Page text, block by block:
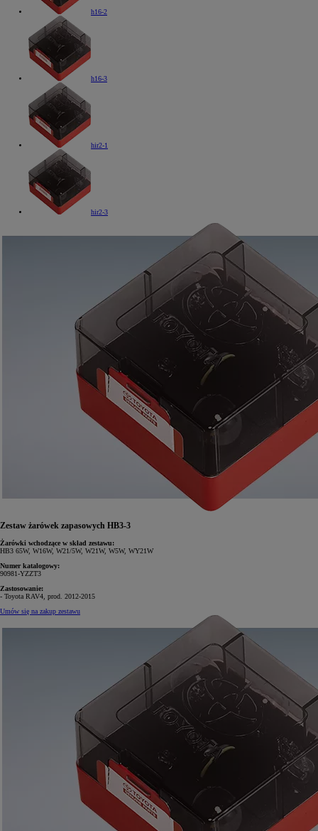
h16-2
h16-3
hir2-1
hir2-3
Zestaw żarówek zapasowych HB3-3
Żarówki wchodzące w skład zestawu:
HB3 65W, W16W, W21/5W, W21W, W5W, WY21W
Numer katalogowy:
90981-YZZT3
Zastosowanie:
- Toyota RAV4, prod. 2012-2015
Umów się na zakup zestawu